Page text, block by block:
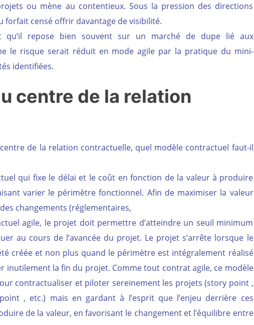
ou mène au contentieux. Sous la pression des directions
forfait censé offrir davantage de visibilité.
qu’il repose bien souvent sur un marché de dupe lié aux
le risque serait réduit en mode agile par la pratique du mini-
identifiées.
centre de la relation
de la relation contractuelle, quel modèle contractuel faut-il
qui fixe le délai et le coût en fonction de la valeur à produire
varier le périmètre fonctionnel. Afin de maximiser la valeur
changements (réglementaires,
agile, le projet doit permettre d’atteindre un seuil minimum
au cours de l’avancée du projet. Le projet s’arrête lorsque le
créée et non plus quand le périmètre est intégralement réalisé
inutilement la fin du projet. Comme tout contrat agile, ce modèle
contractualiser et piloter sereinement les projets (story point ,
, etc.) mais en gardant à l’esprit que l’enjeu derrière ces
de la valeur, en favorisant le changement et l’équilibre entre